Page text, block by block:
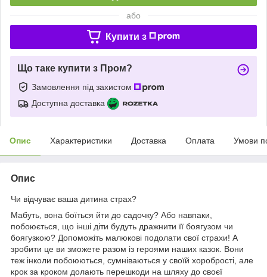
або
Купити з
Що таке купити з Пром?
Замовлення під захистом
Доступна доставка
Опис Характеристики Доставка Оплата Умови
Опис
Чи відчуває ваша дитина страх?
Мабуть, вона боїться йти до садочку? Або навпаки,
побоюється, що інші діти будуть дражнити її боягузом чи
боягузкою? Допоможіть малюкові подолати свої страхи! А
зробити це ви зможете разом із героями наших казок. Вони
теж інколи побоюються, сумніваються у своїй хоробрості, але
крок за кроком долають перешкоди на шляху до своєї